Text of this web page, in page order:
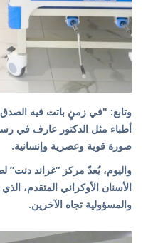
وتابع: "في زمنٍ باتت فيه الصدق
أطباء مثل الدكتور عارف في
صورة قوية وعصرية وإنسانية.
واليوم، يُعدّ مركز “غراند
الأسنان الأوكراني المتقدم،
والمسؤولية تجاه الآخرين.